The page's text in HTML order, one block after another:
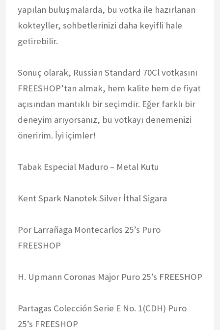
yapılan buluşmalarda, bu votka ile hazırlanan
kokteyller, sohbetlerinizi daha keyifli hale
getirebilir.
Sonuç olarak, Russian Standard 70Cl votkasını
FREESHOP’tan almak, hem kalite hem de fiyat
açısından mantıklı bir seçimdir. Eğer farklı bir
deneyim arıyorsanız, bu votkayı denemenizi
öneririm. İyi içimler!
Tabak Especial Maduro – Metal Kutu
Kent Spark Nanotek Silver İthal Sigara
Por Larrañaga Montecarlos 25’s Puro
FREESHOP
H. Upmann Coronas Major Puro 25’s FREESHOP
Partagas Colección Serie E No. 1(CDH) Puro
25’s FREESHOP